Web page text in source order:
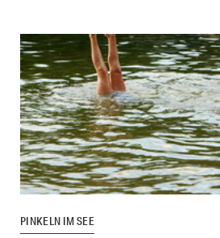
PINKELN IM SEE